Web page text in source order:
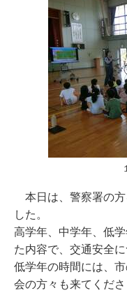
本日は、警察署の方
した。
高学年、中学年、低
た内容で、交通安全
低学年の時間には、
会の方々も来てくだ